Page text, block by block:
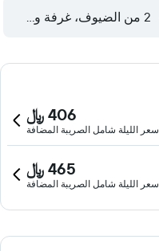
2 من الضيوف، غرفة واحدة
406 ﷼
سعر الليلة شامل الصريبة المضافة
465 ﷼
سعر الليلة شامل الصريبة المضافة